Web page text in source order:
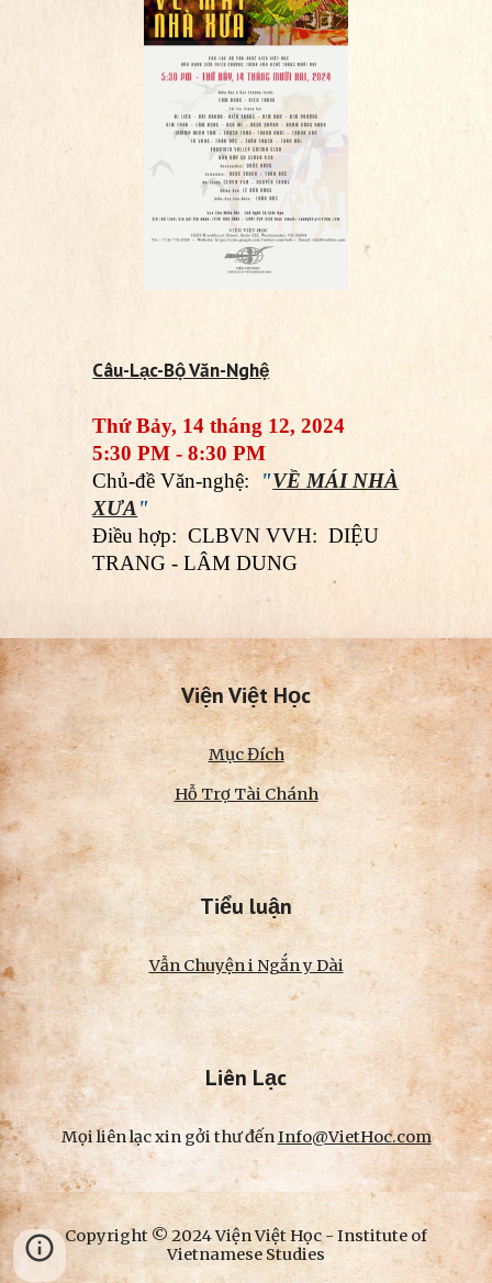
Câu-Lạc-Bộ Văn-Nghệ
Thứ Bảy, 14 tháng 12, 2024
5:30 PM - 8:30 PM
Chủ-đề Văn-nghệ:
"VỀ MÁI NHÀ
XƯA"
Điều hợp: CLBVN VVH: DIỆU
TRANG - LÂM DUNG
Viện Việt Học
Mục Đích
Hỗ Trợ Tài Chánh
Tiểu luận
Vẫn Chuyện i Ngắn y Dài
Liên Lạc
Mọi liên lạc xin gởi thư đếnInfo@VietHoc.com
Copyright © 2024 Viện Việt Học - Institute of
Vietnamese Studies